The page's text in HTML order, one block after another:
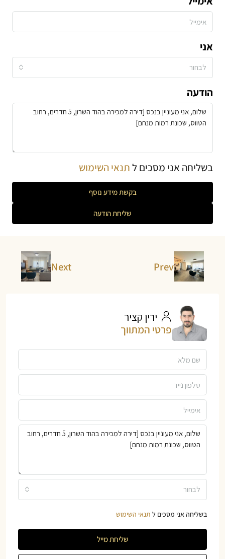
אני
לבחור
הודעה
בשליחה אני מסכים לתנאי השימוש
בקשת מידע נוסף
שליחת הודעה
Prev
Next
ירין קציר
פרטי המתווך
לבחור
בשליחה אני מסכים ל תנאי השימוש
שליחת מייל